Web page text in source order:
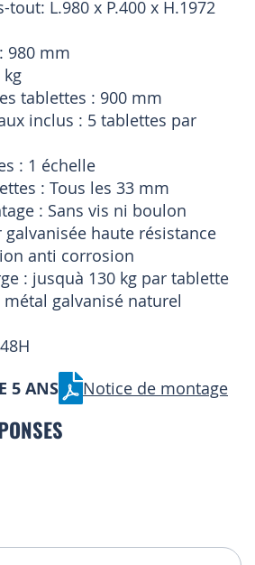
L.980 x P.400 x H.1972
980 mm
kg
tablettes : 900 mm
inclus : 5 tablettes par
: 1 échelle
: Tous les 33 mm
: Sans vis ni boulon
haute résistance
anti corrosion
: jusquà 130 kg par tablette
galvanisé naturel
5 ANS Notice de montage